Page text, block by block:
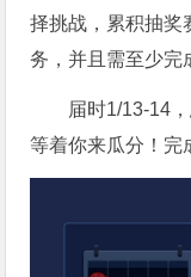
择挑战，累积抽奖
务，并且需至少完
届时1/13-14
等着你来瓜分！完